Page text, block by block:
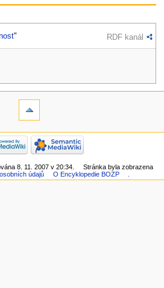
" RDF kanál
8. 11. 2007 v 20:34.
Stránka byla zobrazena
údajů O Encyklopedie BOZP